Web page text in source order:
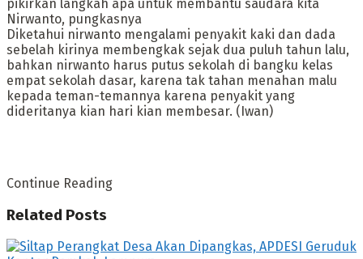
pikirkan langkah apa untuk membantu saudara kita
Nirwanto, pungkasnya
Diketahui nirwanto mengalami penyakit kaki dan dada
sebelah kirinya membengkak sejak dua puluh tahun lalu,
bahkan nirwanto harus putus sekolah di bangku kelas
empat sekolah dasar, karena tak tahan menahan malu
kepada teman-temannya karena penyakit yang
dideritanya kian hari kian membesar. (Iwan)
Continue Reading
Related Posts